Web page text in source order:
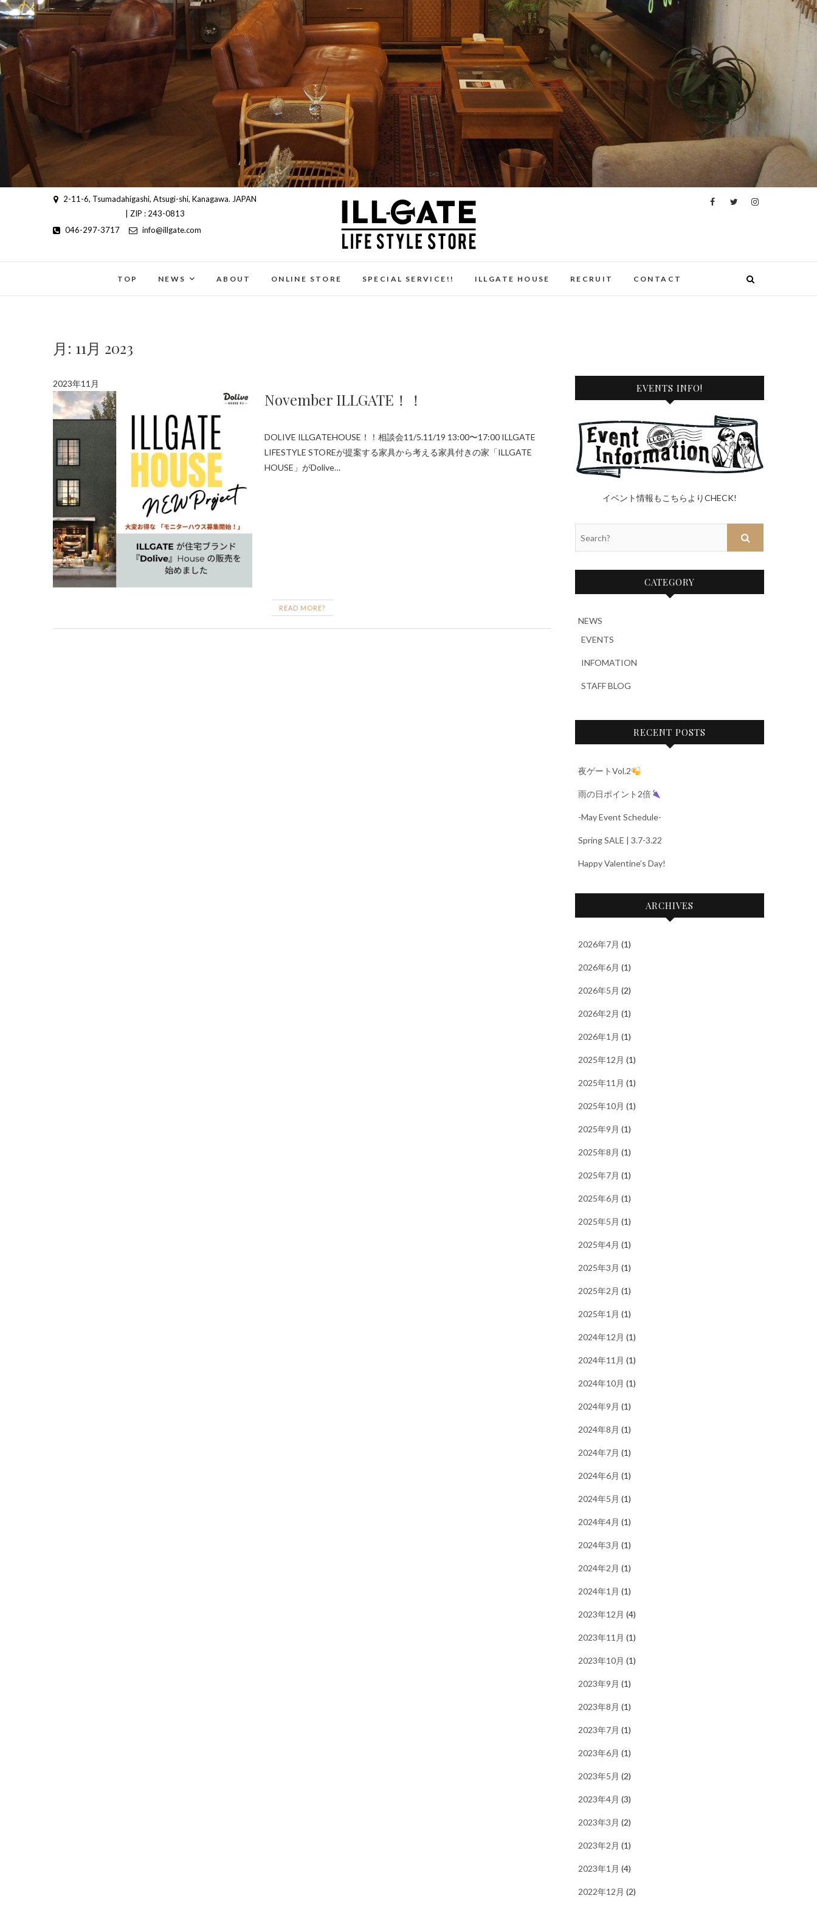
2-11-6, Tsumadahigashi, Atsugi-shi, Kanagawa. JAPAN
| ZIP : 243-0813
046-297-3717
info@illgate.com
ILLGATE
TOP NEWS ABOUT ONLINE STORE SPECIAL SERVICE!! ILLGATE HOUSE RECRUIT CONTACT
月: 11月 2023
2023年11月
November ILLGATE！！
DOLIVE ILLGATEHOUSE！！相談会11/5.11/19 13:00〜17:00 ILLGATE
LIFESTYLE STOREが提案する家具から考える家具付きの家「ILLGATE
HOUSE」がDolive…
READ MORE?
EVENTS INFO!
イベント情報もこちらよりCHECK!
CATEGORY
NEWS
EVENTS
INFOMATION
STAFF BLOG
RECENT POSTS
夜ゲートVol.2
雨の日ポイント2倍
-May Event Schedule-
Spring SALE | 3.7-3.22
Happy Valentine’s Day!
ARCHIVES
2026年7月 (1)
2026年6月 (1)
2026年5月 (2)
2026年2月 (1)
2026年1月 (1)
2025年12月 (1)
2025年11月 (1)
2025年10月 (1)
2025年9月 (1)
2025年8月 (1)
2025年7月 (1)
2025年6月 (1)
2025年5月 (1)
2025年4月 (1)
2025年3月 (1)
2025年2月 (1)
2025年1月 (1)
2024年12月 (1)
2024年11月 (1)
2024年10月 (1)
2024年9月 (1)
2024年8月 (1)
2024年7月 (1)
2024年6月 (1)
2024年5月 (1)
2024年4月 (1)
2024年3月 (1)
2024年2月 (1)
2024年1月 (1)
2023年12月 (4)
2023年11月 (1)
2023年10月 (1)
2023年9月 (1)
2023年8月 (1)
2023年7月 (1)
2023年6月 (1)
2023年5月 (2)
2023年4月 (3)
2023年3月 (2)
2023年2月 (1)
2023年1月 (4)
2022年12月 (2)